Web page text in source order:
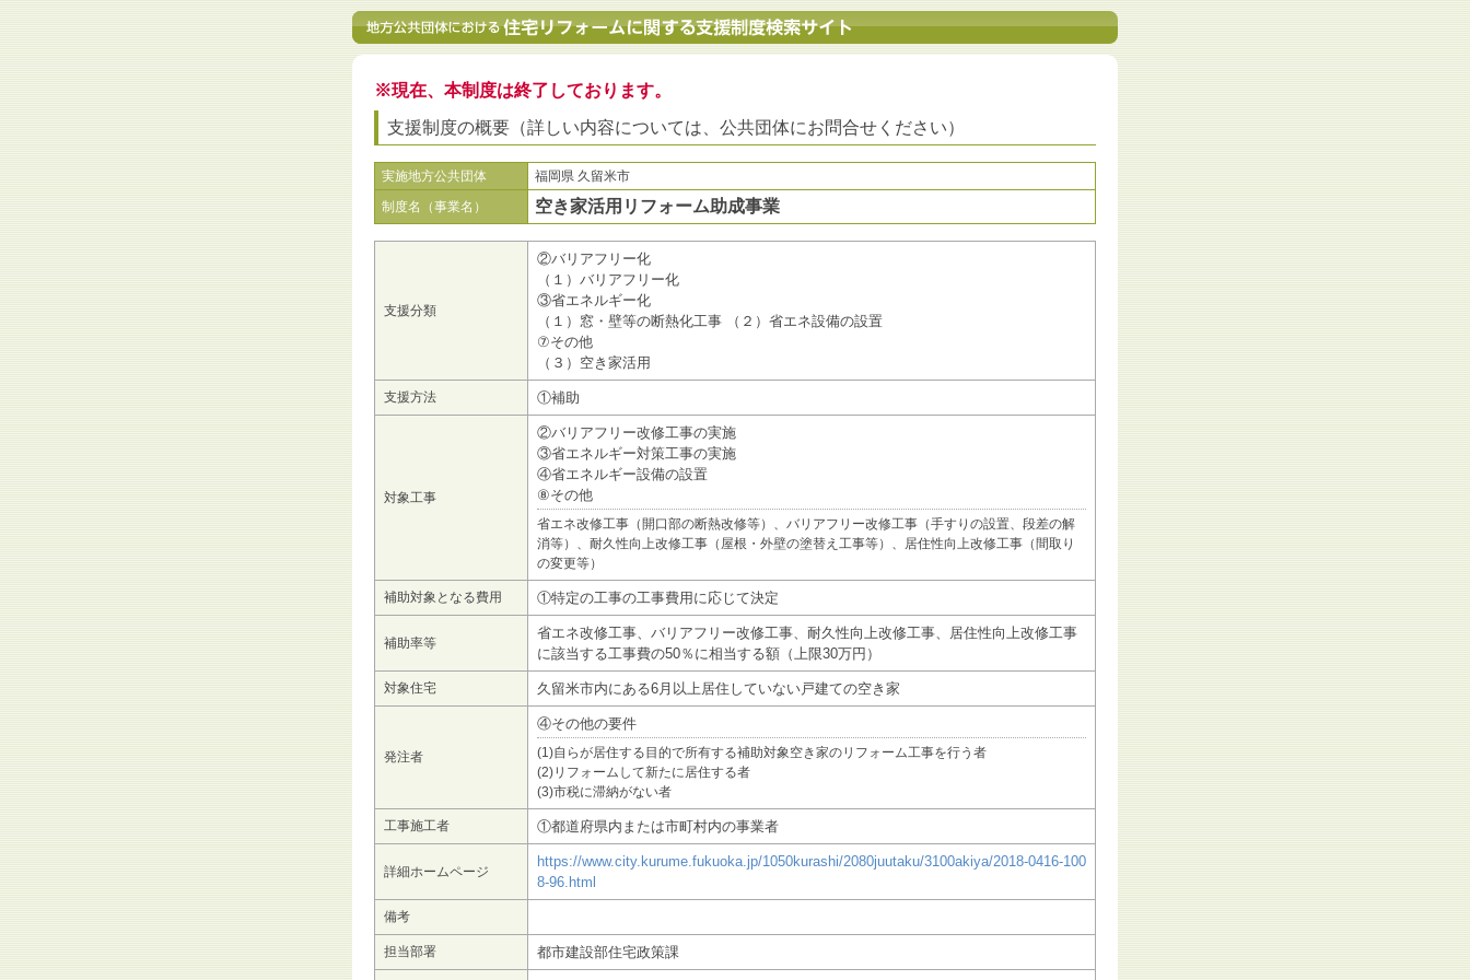
※現在、本制度は終了しております。
支援制度の概要（詳しい内容については、公共団体にお問合せください）
実施地方公共団体
福岡県 久留米市
制度名（事業名）
空き家活用リフォーム助成事業
支援分類
②バリアフリー化
（１）バリアフリー化
③省エネルギー化
（１）窓・壁等の断熱化工事 （２）省エネ設備の設置
⑦その他
（３）空き家活用
支援方法 ①補助
対象工事
②バリアフリー改修工事の実施
③省エネルギー対策工事の実施
④省エネルギー設備の設置
⑧その他
省エネ改修工事（開口部の断熱改修等）、バリアフリー改修工事（手すりの設置、段差の解
消等）、耐久性向上改修工事（屋根・外壁の塗替え工事等）、居住性向上改修工事（間取り
の変更等）
補助対象となる費用 ①特定の工事の工事費用に応じて決定
補助率等
省エネ改修工事、バリアフリー改修工事、耐久性向上改修工事、居住性向上改修工事
に該当する工事費の50％に相当する額（上限30万円）
対象住宅 久留米市内にある6月以上居住していない戸建ての空き家
発注者
④その他の要件
(1)自らが居住する目的で所有する補助対象空き家のリフォーム工事を行う者
(2)リフォームして新たに居住する者
(3)市税に滞納がない者
工事施工者 ①都道府県内または市町村内の事業者
詳細ホームページ
https://www.city.kurume.fukuoka.jp/1050kurashi/2080juutaku/3100akiya/2018-0416-100
8-96.html
備考
担当部署 都市建設部住宅政策課